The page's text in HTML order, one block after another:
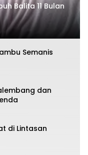
Balita 11 Bulan
Semanis
dan
di Lintasan